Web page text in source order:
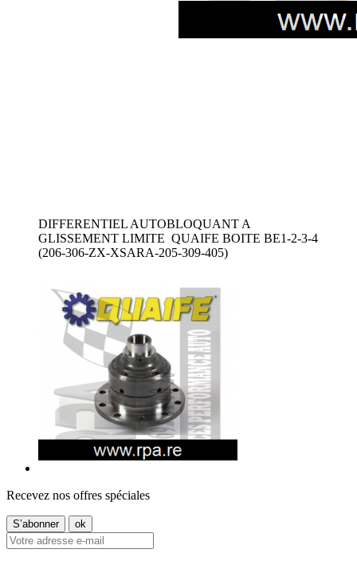
DIFFERENTIEL AUTOBLOQUANT A
GLISSEMENT LIMITE QUAIFE BOITE BE1-2-3-4
(206-306-ZX-XSARA-205-309-405)
Recevez nos offres spéciales